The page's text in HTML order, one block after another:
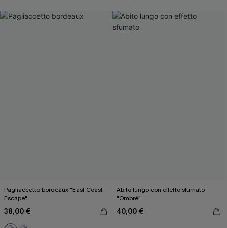
Pagliaccetto bordeaux "East Coast
Escape"
38,00 €
Abito lungo con effetto sfumato
"Ombré"
40,00 €